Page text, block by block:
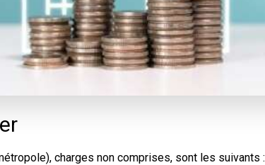
charges non comprises, sont les suivants :